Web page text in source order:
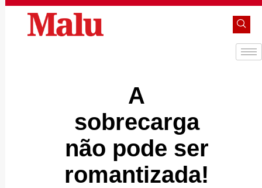
A
sobrecarga
não pode ser
romantizada!